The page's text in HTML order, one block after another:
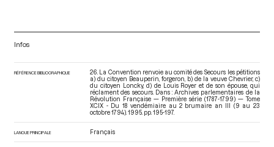
Infos
RÉFÉRENCE BIBLIOGRAPHIQUE
26. La Convention renvoie au comité des Secours les pétitions
a) du citoyen Beauperin, forgeron, b) de la veuve Chevrier, c)
du citoyen Loncky, d) de Louis Royer et de son épouse, qui
réclament des secours. Dans : Archives parlementaires de la
Révolution Française — Première série (1787-1799) — Tome
XCIX - Du 18 vendémiaire au 2 brumaire an III (9 au 23
octobre 1794) . 1995. pp. 195-197.
LANGUE PRINCIPALE Français